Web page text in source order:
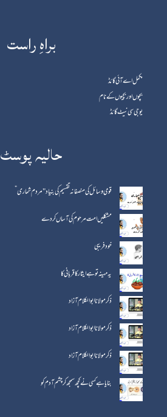
براہِ راست
مکمل اے آئی گائڈ
بچوں اور بچیوں کے نام
یوجی سی نیٹ گائڈ
حالیہ پوسٹ
قومی وسائل کی منصفانہ تقسیم کی بنیاد "مردم شماری”
مشکلیں امت مرحوم کی آساں کردے
خود فریبی
یہ مہینہ تو ہے ایثار کا قربانی کا
ذکر مولانا ابوالکلام آزاد
ذکر مولانا ابو الکلام آزاد
ذکر مولانا ابو الکلام آزاد
بنایا ہے کسی نے کچھ سمجھ کر چشم آدم کو